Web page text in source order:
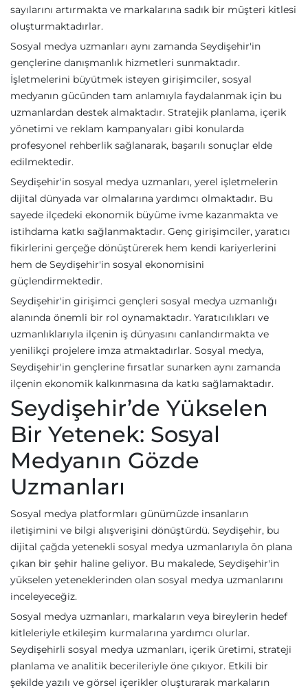
sayılarını artırmakta ve markalarına sadık bir müşteri kitlesi
oluşturmaktadırlar.
Sosyal medya uzmanları aynı zamanda Seydişehir'in
gençlerine danışmanlık hizmetleri sunmaktadır.
İşletmelerini büyütmek isteyen girişimciler, sosyal
medyanın gücünden tam anlamıyla faydalanmak için bu
uzmanlardan destek almaktadır. Stratejik planlama, içerik
yönetimi ve reklam kampanyaları gibi konularda
profesyonel rehberlik sağlanarak, başarılı sonuçlar elde
edilmektedir.
Seydişehir'in sosyal medya uzmanları, yerel işletmelerin
dijital dünyada var olmalarına yardımcı olmaktadır. Bu
sayede ilçedeki ekonomik büyüme ivme kazanmakta ve
istihdama katkı sağlanmaktadır. Genç girişimciler, yaratıcı
fikirlerini gerçeğe dönüştürerek hem kendi kariyerlerini
hem de Seydişehir'in sosyal ekonomisini
güçlendirmektedir.
Seydişehir'in girişimci gençleri sosyal medya uzmanlığı
alanında önemli bir rol oynamaktadır. Yaratıcılıkları ve
uzmanlıklarıyla ilçenin iş dünyasını canlandırmakta ve
yenilikçi projelere imza atmaktadırlar. Sosyal medya,
Seydişehir'in gençlerine fırsatlar sunarken aynı zamanda
ilçenin ekonomik kalkınmasına da katkı sağlamaktadır.
Seydişehir’de Yükselen
Bir Yetenek: Sosyal
Medyanın Gözde
Uzmanları
Sosyal medya platformları günümüzde insanların
iletişimini ve bilgi alışverişini dönüştürdü. Seydişehir, bu
dijital çağda yetenekli sosyal medya uzmanlarıyla ön plana
çıkan bir şehir haline geliyor. Bu makalede, Seydişehir'in
yükselen yeteneklerinden olan sosyal medya uzmanlarını
inceleyeceğiz.
Sosyal medya uzmanları, markaların veya bireylerin hedef
kitleleriyle etkileşim kurmalarına yardımcı olurlar.
Seydişehirli sosyal medya uzmanları, içerik üretimi, strateji
planlama ve analitik becerileriyle öne çıkıyor. Etkili bir
şekilde yazılı ve görsel içerikler oluşturarak markaların